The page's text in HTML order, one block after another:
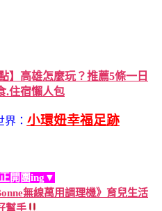
】高雄怎麼玩？推薦5條一日
.住宿懶人包
： 小環妞幸福足跡
開團ing▼
無線萬用調理機》育兒生活
幫手